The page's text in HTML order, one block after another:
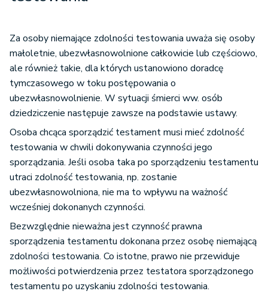
Za osoby niemające zdolności testowania uważa się osoby
małoletnie, ubezwłasnowolnione całkowicie lub częściowo,
ale również takie, dla których ustanowiono doradcę
tymczasowego w toku postępowania o
ubezwłasnowolnienie. W sytuacji śmierci ww. osób
dziedziczenie następuje zawsze na podstawie ustawy.
Osoba chcąca sporządzić testament musi mieć zdolność
testowania w chwili dokonywania czynności jego
sporządzania. Jeśli osoba taka po sporządzeniu testamentu
utraci zdolność testowania, np. zostanie
ubezwłasnowolniona, nie ma to wpływu na ważność
wcześniej dokonanych czynności.
Bezwzględnie nieważna jest czynność prawna
sporządzenia testamentu dokonana przez osobę niemającą
zdolności testowania. Co istotne, prawo nie przewiduje
możliwości potwierdzenia przez testatora sporządzonego
testamentu po uzyskaniu zdolności testowania.